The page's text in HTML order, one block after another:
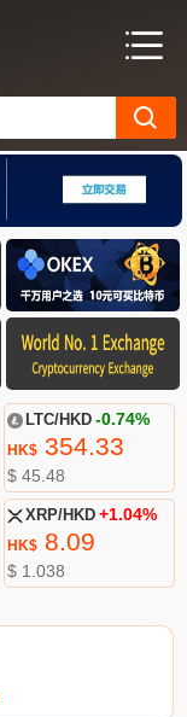
LTC/HKD -0.74%
HK$354.33
$ 45.48
XRP/HKD +1.04%
HK$8.09
$ 1.038